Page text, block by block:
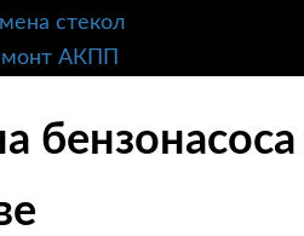
стекол
АКПП